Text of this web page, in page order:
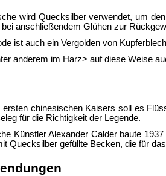
wird Quecksilber verwendet, um
anschließendem Glühen zur
ist auch ein Vergolden von
anderem im Harz> auf diese Weise
ersten chinesischen Kaisers soll es
für die Richtigkeit der Legende.
Künstler Alexander Calder baute
Quecksilber gefüllte Becken, die für